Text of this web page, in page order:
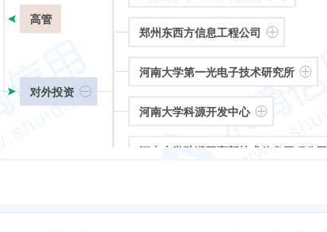
高管
对外投资
郑州东西方信息工程公司
河南大学第一光电子技术研究所
河南大学科源开发中心
河南大学驻濮阳高新技术信息工程公司